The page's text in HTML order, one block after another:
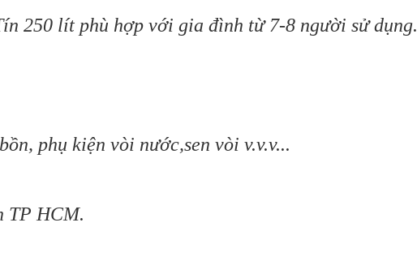
250 lít phù hợp với gia đình từ 7-8 người sử dụng.
phụ kiện vòi nước,sen vòi v.v.v...
TP HCM.